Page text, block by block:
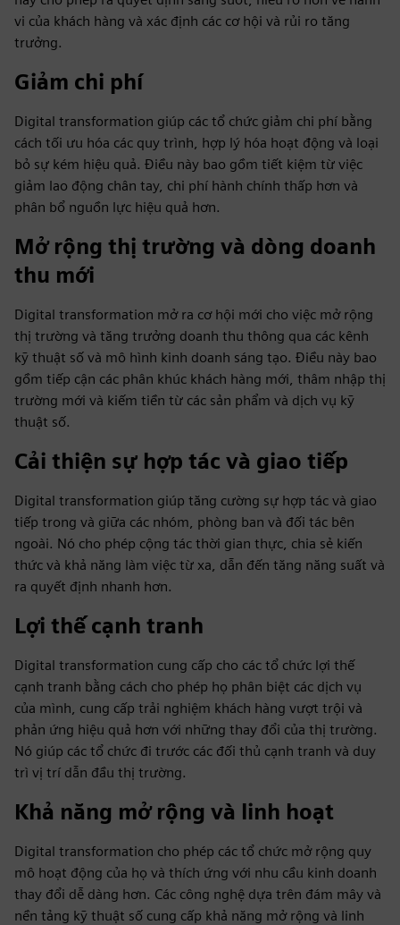
vi của khách hàng và xác định các cơ hội và rủi ro tăng
trưởng.
Giảm chi phí
Digital transformation giúp các tổ chức giảm chi phí bằng
cách tối ưu hóa các quy trình, hợp lý hóa hoạt động và loại
bỏ sự kém hiệu quả. Điều này bao gồm tiết kiệm từ việc
giảm lao động chân tay, chi phí hành chính thấp hơn và
phân bổ nguồn lực hiệu quả hơn.
Mở rộng thị trường và dòng doanh
thu mới
Digital transformation mở ra cơ hội mới cho việc mở rộng
thị trường và tăng trưởng doanh thu thông qua các kênh
kỹ thuật số và mô hình kinh doanh sáng tạo. Điều này bao
gồm tiếp cận các phân khúc khách hàng mới, thâm nhập thị
trường mới và kiếm tiền từ các sản phẩm và dịch vụ kỹ
thuật số.
Cải thiện sự hợp tác và giao tiếp
Digital transformation giúp tăng cường sự hợp tác và giao
tiếp trong và giữa các nhóm, phòng ban và đối tác bên
ngoài. Nó cho phép cộng tác thời gian thực, chia sẻ kiến
thức và khả năng làm việc từ xa, dẫn đến tăng năng suất và
ra quyết định nhanh hơn.
Lợi thế cạnh tranh
Digital transformation cung cấp cho các tổ chức lợi thế
cạnh tranh bằng cách cho phép họ phân biệt các dịch vụ
của mình, cung cấp trải nghiệm khách hàng vượt trội và
phản ứng hiệu quả hơn với những thay đổi của thị trường.
Nó giúp các tổ chức đi trước các đối thủ cạnh tranh và duy
trì vị trí dẫn đầu thị trường.
Khả năng mở rộng và linh hoạt
Digital transformation cho phép các tổ chức mở rộng quy
mô hoạt động của họ và thích ứng với nhu cầu kinh doanh
thay đổi dễ dàng hơn. Các công nghệ dựa trên đám mây và
nền tảng kỹ thuật số cung cấp khả năng mở rộng và linh